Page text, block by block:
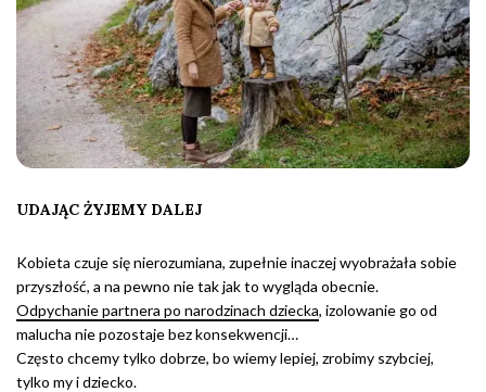
UDAJĄC ŻYJEMY DALEJ
Kobieta czuje się nierozumiana, zupełnie inaczej wyobrażała sobie
przyszłość, a na pewno nie tak jak to wygląda obecnie.
Odpychanie partnera po narodzinach dziecka, izolowanie go od
malucha nie pozostaje bez konsekwencji…
Często chcemy tylko dobrze, bo wiemy lepiej, zrobimy szybciej,
tylko my i dziecko.